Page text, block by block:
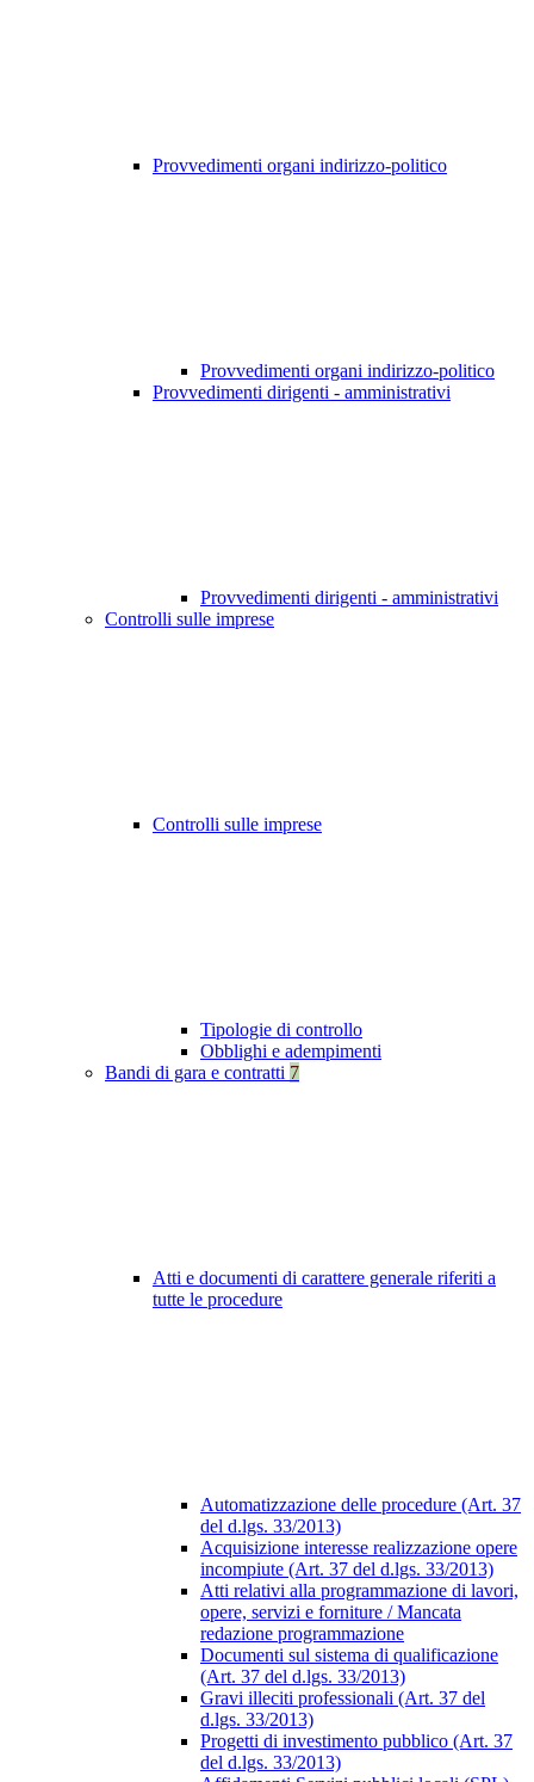
Provvedimenti organi indirizzo-politico
Provvedimenti organi indirizzo-politico
Provvedimenti dirigenti - amministrativi
Provvedimenti dirigenti - amministrativi
Controlli sulle imprese
Controlli sulle imprese
Tipologie di controllo
Obblighi e adempimenti
Bandi di gara e contratti 7
Atti e documenti di carattere generale riferiti a
tutte le procedure
Automatizzazione delle procedure (Art. 37
del d.lgs. 33/2013)
Acquisizione interesse realizzazione opere
incompiute (Art. 37 del d.lgs. 33/2013)
Atti relativi alla programmazione di lavori,
opere, servizi e forniture / Mancata
redazione programmazione
Documenti sul sistema di qualificazione
(Art. 37 del d.lgs. 33/2013)
Gravi illeciti professionali (Art. 37 del
d.lgs. 33/2013)
Progetti di investimento pubblico (Art. 37
del d.lgs. 33/2013)